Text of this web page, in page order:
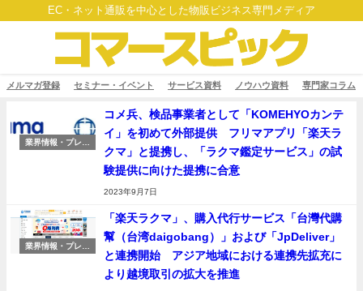
EC・ネット通販を中心とした物販ビジネス専門メディア
メルマガ登録 セミナー・イベント サービス資料 ノウハウ資料 専門家コラム
業界情報・プレス
コメ兵、検品事業者として「KOMEHYOカンテ
イ」を初めて外部提供 フリマアプリ「楽天ラ
クマ」と提携し、「ラクマ鑑定サービス」の試
験提供に向けた提携に合意
2023年9月7日
業界情報・プレス
「楽天ラクマ」、購入代行サービス「台灣代購
幫（台湾daigobang）」および「JpDeliver」
と連携開始 アジア地域における連携先拡充に
より越境取引の拡大を推進